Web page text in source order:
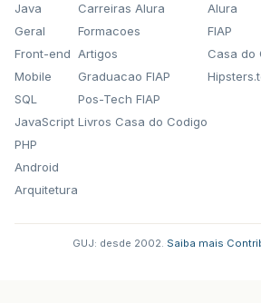
Java
Geral
Front-end
Mobile
SQL
JavaScript
PHP
Android
Arquitetura
Carreiras Alura
Formacoes
Artigos
Graduacao FIAP
Pos-Tech FIAP
Livros Casa do Codigo
Alura
FIAP
Casa do
GUJ: desde 2002. Saiba mais